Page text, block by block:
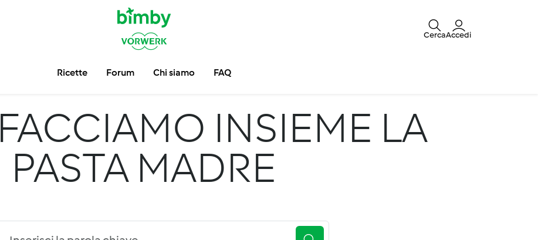
CercaAccedi
Ricette Forum Chi siamo FAQ
FACCIAMO INSIEME LA
PASTA MADRE